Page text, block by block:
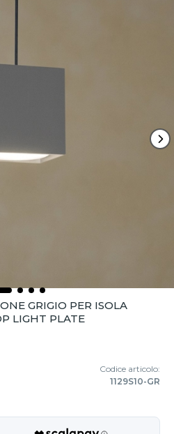
GRIGIO PER ISOLA
LIGHT PLATE
Codice articolo:
1129S10-GR